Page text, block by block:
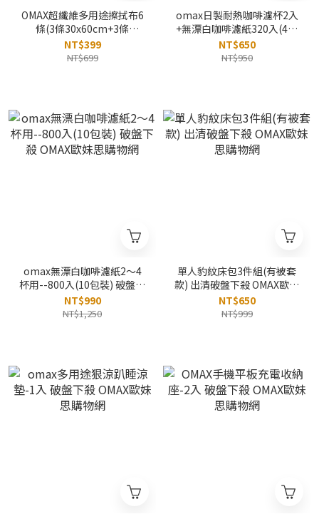
OMAX超纖維多用途擦拭布6
條(3條30x60cm+3條
30x30cm) 出清破盤下殺
OMAX歐妹思購物網
NT$399
NT$699
omax日製耐熱咖啡濾杯2入
+無漂白咖啡濾紙320入(4包
裝) 破盤下殺 OMAX歐妹思購
物網
NT$650
NT$950
omax無漂白咖啡濾紙2～4
杯用--800入(10包裝) 破盤下
殺 OMAX歐妹思購物網
NT$990
NT$1,250
單人豹紋床包3件組(有被套
款) 出清破盤下殺 OMAX歐妹
思購物網
NT$650
NT$999